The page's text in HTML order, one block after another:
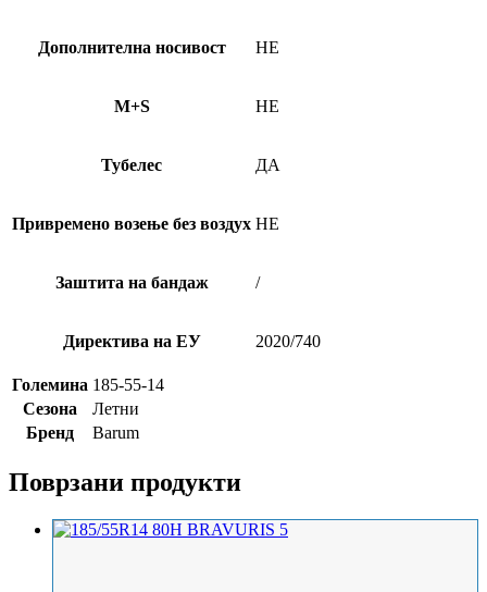
Дополнителна носивост НЕ
M+S НЕ
Тубелес ДА
Привремено возење без воздух НЕ
Заштита на бандаж /
Директива на ЕУ 2020/740
Големина 185-55-14
Сезона
Летни
Бренд
Barum
Поврзани продукти